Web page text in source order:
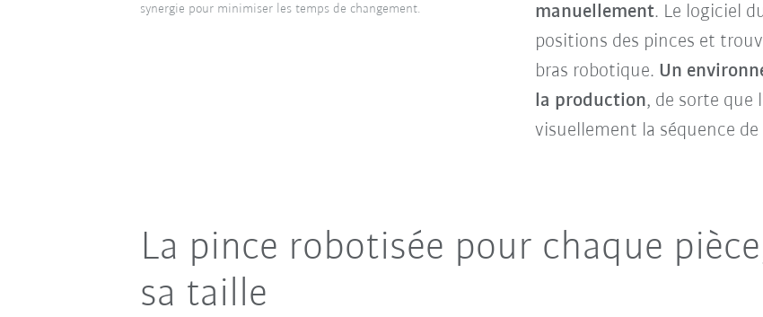
manuellement. Le logiciel
positions des pinces et
bras robotique. Un
la production, de sorte
visuellement la séquence de
synergie pour minimiser les temps de changement.
La pince robotisée pour chaque
sa taille